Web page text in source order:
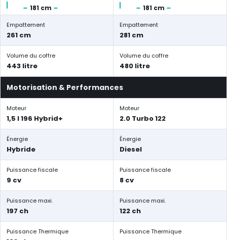
181 cm 181 cm
Empattement
261 cm
Empattement
281 cm
Volume du coffre
443 litre
Volume du coffre
480 litre
Motorisation & Performances
Moteur
1,5 l 196 Hybrid+
Moteur
2.0 Turbo 122
Énergie
Hybride
Énergie
Diesel
Puissance fiscale
9 cv
Puissance fiscale
8 cv
Puissance maxi.
197 ch
Puissance maxi.
122 ch
Puissance Thermique Puissance Thermique